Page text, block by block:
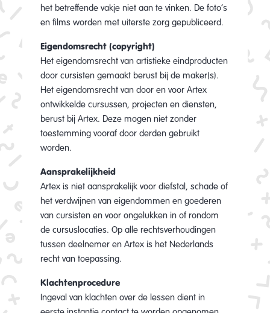
het betreffende vakje niet aan te vinken. De foto’s
en films worden met uiterste zorg gepubliceerd.
Eigendomsrecht (copyright)
Het eigendomsrecht van artistieke eindproducten
door cursisten gemaakt berust bij de maker(s).
Het eigendomsrecht van door en voor Artex
ontwikkelde cursussen, projecten en diensten,
berust bij Artex. Deze mogen niet zonder
toestemming vooraf door derden gebruikt
worden.
Aansprakelijkheid
Artex is niet aansprakelijk voor diefstal, schade of
het verdwijnen van eigendommen en goederen
van cursisten en voor ongelukken in of rondom
de cursuslocaties. Op alle rechtsverhoudingen
tussen deelnemer en Artex is het Nederlands
recht van toepassing.
Klachtenprocedure
Ingeval van klachten over de lessen dient in